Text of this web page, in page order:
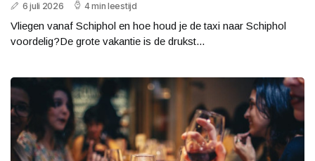
6 juli 2026 4 min leestijd
Vliegen vanaf Schiphol en hoe houd je de taxi naar Schiphol
voordelig?De grote vakantie is de drukst...